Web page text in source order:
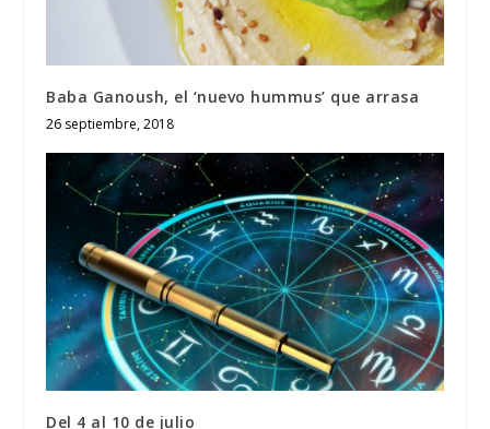
Baba Ganoush, el ‘nuevo hummus’ que arrasa
26 septiembre, 2018
Del 4 al 10 de julio